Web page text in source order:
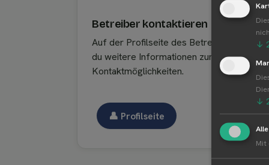
Betreiber kontaktieren
Auf der Profilseite des Betreibers findest
du weitere Informationen zum Betreiber
Kontaktmöglichkeiten.
👤︎ Profilseite
↓
↓
Mit